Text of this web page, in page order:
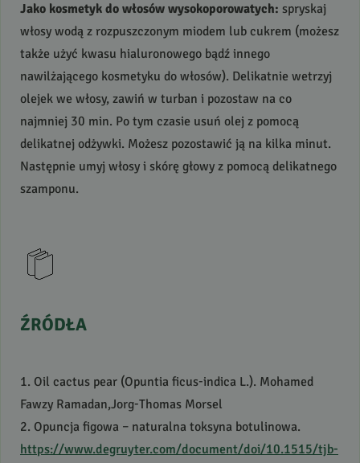
Jako kosmetyk do włosów wysokoporowatych: spryskaj
włosy wodą z rozpuszczonym miodem lub cukrem (możesz
także użyć kwasu hialuronowego bądź innego
nawilżającego kosmetyku do włosów). Delikatnie wetrzyj
olejek we włosy, zawiń w turban i pozostaw na co
najmniej 30 min. Po tym czasie usuń olej z pomocą
delikatnej odżywki. Możesz pozostawić ją na kilka minut.
Następnie umyj włosy i skórę głowy z pomocą delikatnego
szamponu.
ŹRÓDŁA
1. Oil cactus pear (Opuntia ﬁcus-indica L.). Mohamed
Fawzy Ramadan,Jorg-Thomas Morsel
2. Opuncja figowa – naturalna toksyna botulinowa.
https://www.degruyter.com/document/doi/10.1515/tjb-